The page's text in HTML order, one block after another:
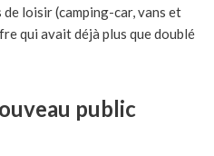
loisir (camping-car, vans et
qui avait déjà plus que doublé
public